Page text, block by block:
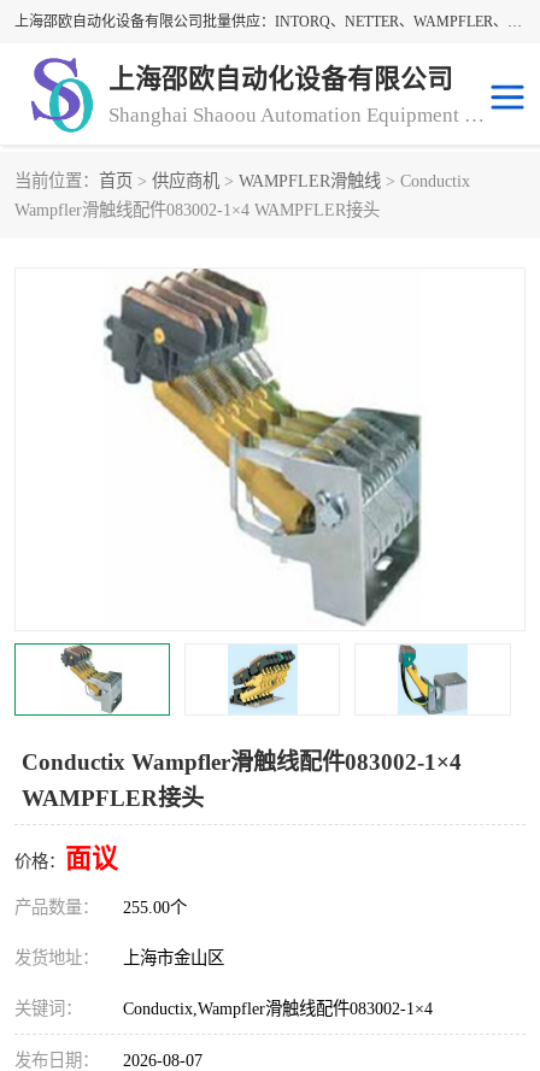
上海邵欧自动化设备有限公司批量供应：INTORQ、NETTER、WAMPFLER、WARNER、WICHITA、三菱离合器、warner离合器、NETTER振动器、WAMPFLER滑触线。上海邵欧自动化设备有限公司提供创新技术与产品解决方案，让客户享有高性价比，优质的产品和服务，我们坚持以持续技术和服务创新为客户不断创造价值。欢迎来电咨询！
上海邵欧自动化设备有限公司
Shanghai Shaoou Automation Equipment Co., Ltd
当前位置： 首页 > 供应商机 > WAMPFLER滑触线 > Conductix
Wampfler滑触线配件083002-1×4 WAMPFLER接头
Conductix Wampfler滑触线配件083002-1×4
WAMPFLER接头
价格： 面议
产品数量： 255.00个
发货地址： 上海市金山区
关键词： Conductix,Wampfler滑触线配件083002-1×4
发布日期： 2026-08-07
warner离合器 LENZE
INTORQ
BISON GEAR
LEESON ELECTRIC carlson制动器
CLEVELAND
STEARNS制动器
BOSTON
WICHITA Cleveland 张力控制器
MYCOM步进电机
Warner Linear